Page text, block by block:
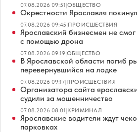
07.08.2026 09:51|ОБЩЕСТВО
Окрестности Ярославля
07.08.2026 09:45|ПРОИСШЕСТВИЯ
Ярославский бизнесмен не
с помощью дрона
07.08.2026 09:19|ОБЩЕСТВО
В Ярославской области погиб
перевернувшийся на лодке
07.08.2026 09:17|ПРОИСШЕСТВИЯ
Организатора сайта
судили за мошенничество
07.08.2026 08:01|КРИМИНАЛ
Ярославские водители ждут
парковках